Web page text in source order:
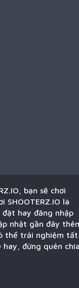
bạn sẽ chơi
là
hay đăng nhập
nhật gần đây
thể trải nghiệm tất
hay, đừng quên chia